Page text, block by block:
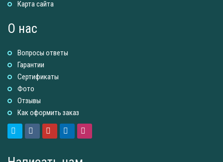
Карта сайта
О нас
Вопросы ответы
Гарантии
Сертификаты
Фото
Отзывы
Как оформить заказ